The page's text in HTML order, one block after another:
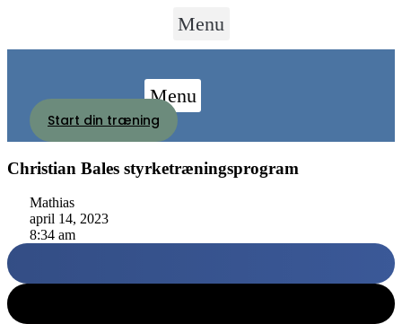
indhold
Menu
Menu
Start din træning
Christian Bales styrketræningsprogram
Mathias
april 14, 2023
8:34 am